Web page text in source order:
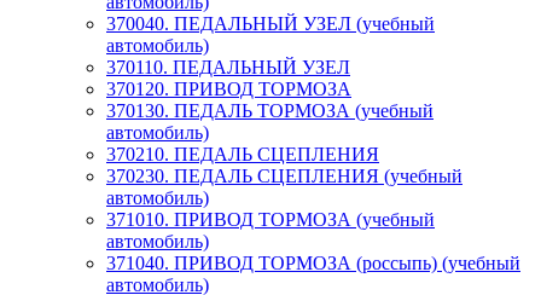
370040. ПЕДАЛЬНЫЙ УЗЕЛ (учебный
автомобиль)
370110. ПЕДАЛЬНЫЙ УЗЕЛ
370120. ПРИВОД ТОРМОЗА
370130. ПЕДАЛЬ ТОРМОЗА (учебный
автомобиль)
370210. ПЕДАЛЬ СЦЕПЛЕНИЯ
370230. ПЕДАЛЬ СЦЕПЛЕНИЯ (учебный
автомобиль)
371010. ПРИВОД ТОРМОЗА (учебный
автомобиль)
371040. ПРИВОД ТОРМОЗА (россыпь) (учебный
автомобиль)